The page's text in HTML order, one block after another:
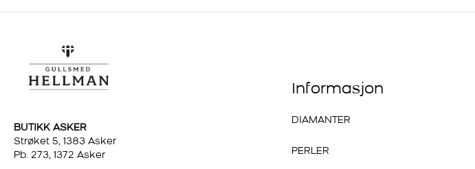
BUTIKK ASKER
Strøket 5, 1383 Asker
Pb. 273, 1372 Asker
Informasjon
DIAMANTER
PERLER